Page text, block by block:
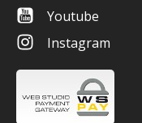
Youtube
Instagram